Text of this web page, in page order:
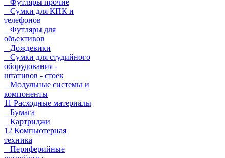
Футляры прочие
Сумки для КПК и
телефонов
Футляры для
объективов
Дождевики
Сумки для студийного
оборудования -
штативов - стоек
Модульные системы и
компоненты
11 Расходные материалы
Бумага
Картриджи
12 Компьютерная
техника
Периферийные